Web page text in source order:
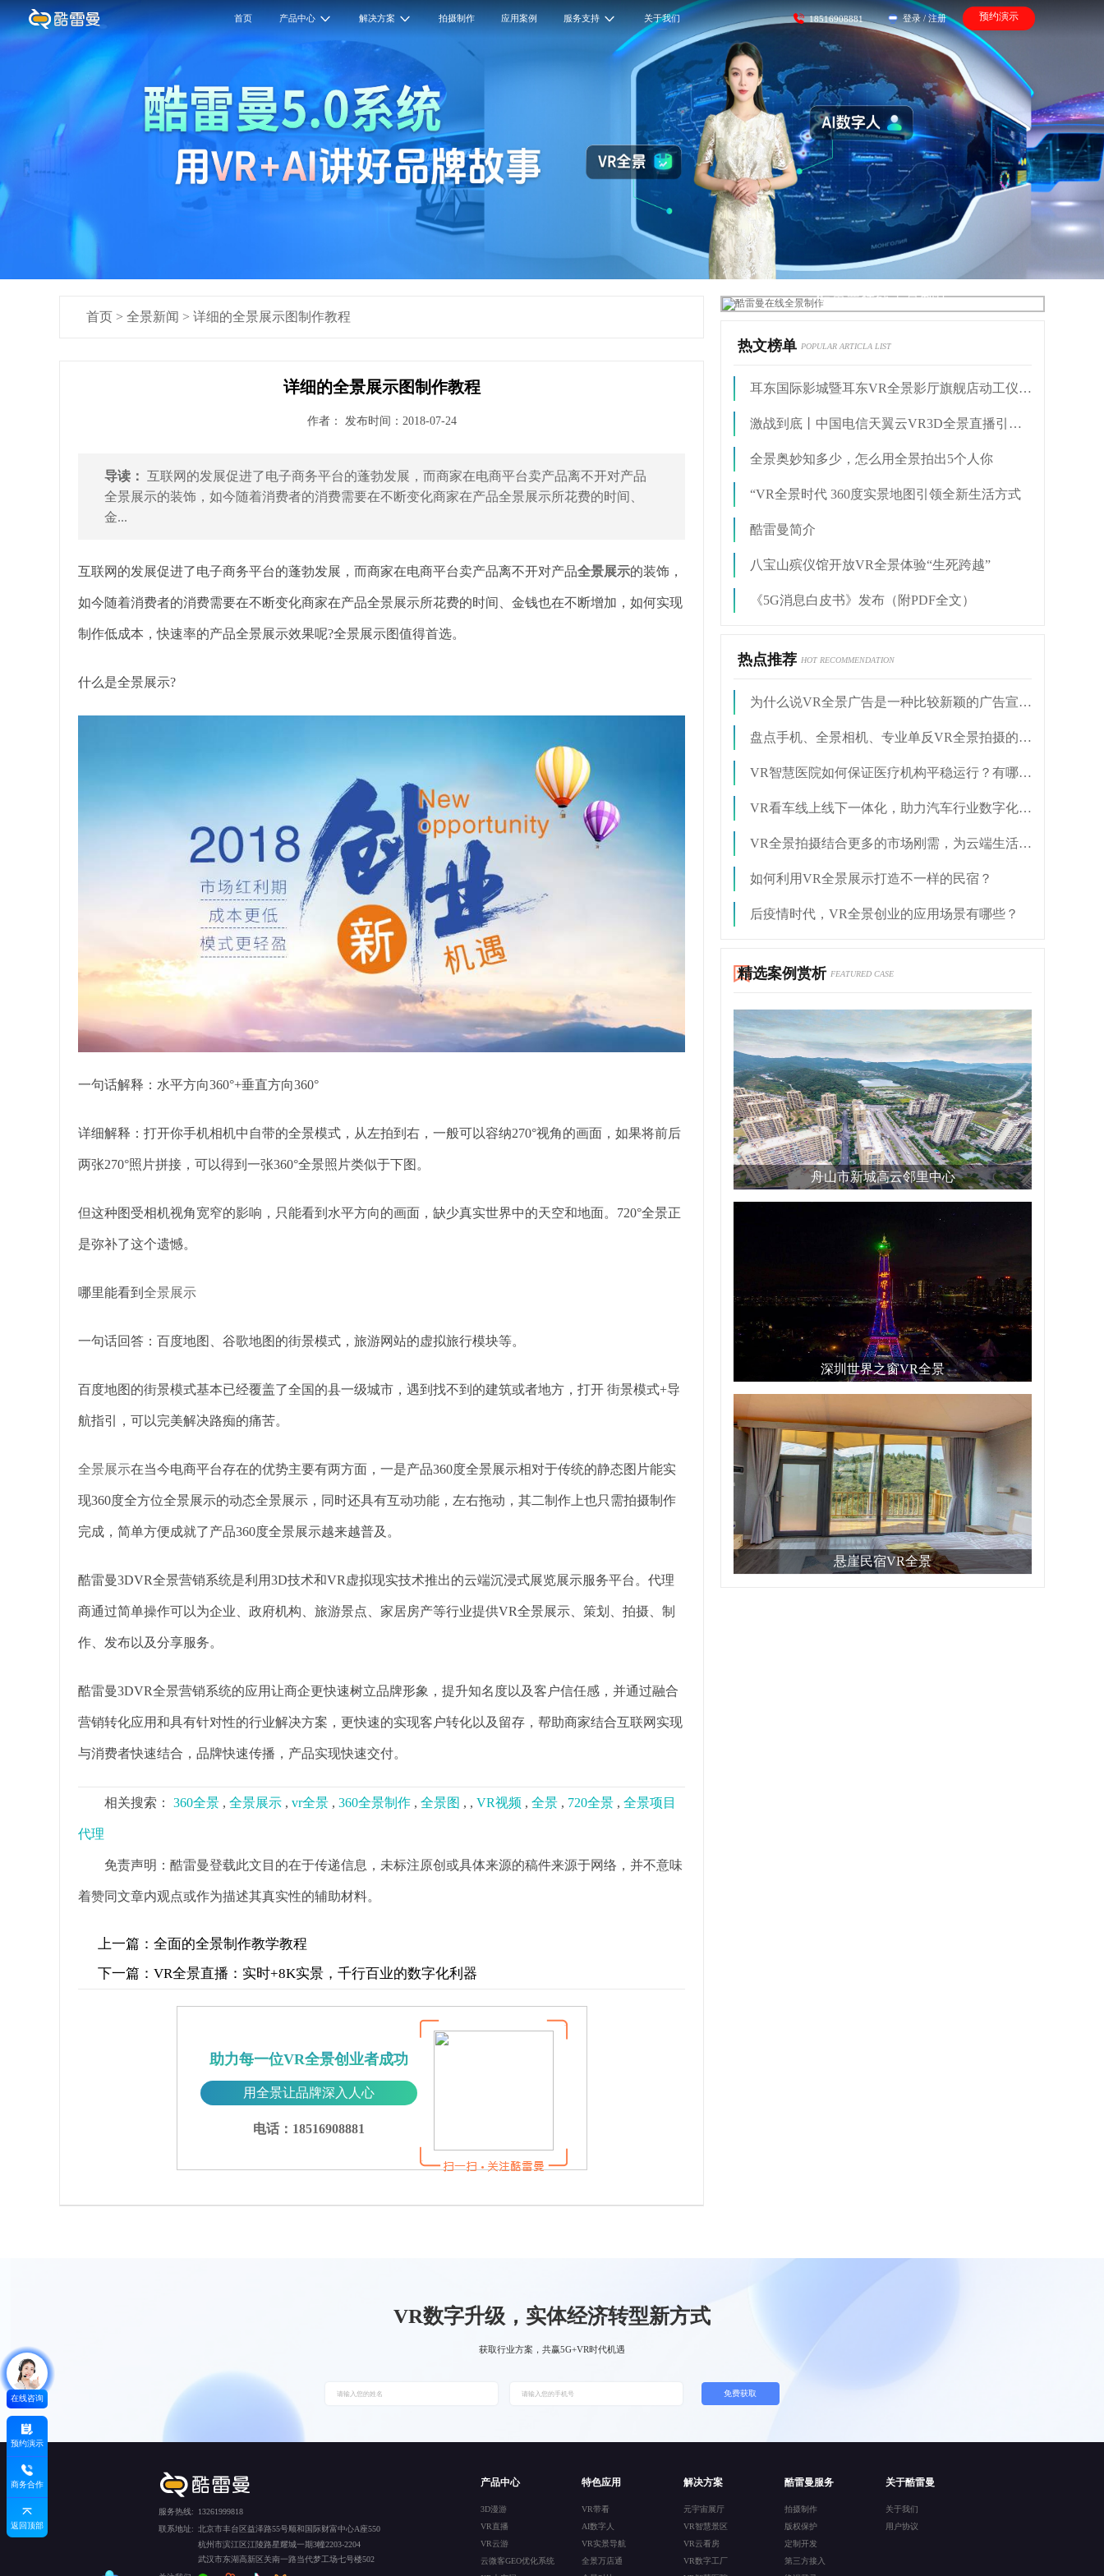
首页 产品中心 解决方案 拍摄制作 应用案例 服务支持 关于我们 18516908881 登录 / 注册 预约演示
首页 > 全景新闻 > 详细的全景展示图制作教程
详细的全景展示图制作教程
作者： 发布时间：2018-07-24
导读： 互联网的发展促进了电子商务平台的蓬勃发展，而商家在电商平台卖产品离不开对产品
全景展示的装饰，如今随着消费者的消费需要在不断变化商家在产品全景展示所花费的时间、
金...
互联网的发展促进了电子商务平台的蓬勃发展，而商家在电商平台卖产品离不开对产品全景展示的装饰，
如今随着消费者的消费需要在不断变化商家在产品全景展示所花费的时间、金钱也在不断增加，如何实现
制作低成本，快速率的产品全景展示效果呢?全景展示图值得首选。
什么是全景展示?
一句话解释：水平方向360°+垂直方向360°
详细解释：打开你手机相机中自带的全景模式，从左拍到右，一般可以容纳270°视角的画面，如果将前后
两张270°照片拼接，可以得到一张360°全景照片类似于下图。
但这种图受相机视角宽窄的影响，只能看到水平方向的画面，缺少真实世界中的天空和地面。720°全景正
是弥补了这个遗憾。
哪里能看到 全景展示
一句话回答：百度地图、谷歌地图的街景模式，旅游网站的虚拟旅行模块等。
百度地图的街景模式基本已经覆盖了全国的县一级城市，遇到找不到的建筑或者地方，打开 街景模式+导
航指引，可以完美解决路痴的痛苦。
全景展示在当今电商平台存在的优势主要有两方面，一是产品360度全景展示相对于传统的静态图片能实
现360度全方位全景展示的动态全景展示，同时还具有互动功能，左右拖动，其二制作上也只需拍摄制作
完成，简单方便成就了产品360度全景展示越来越普及。
酷雷曼3DVR全景营销系统是利用3D技术和VR虚拟现实技术推出的云端沉浸式展览展示服务平台。代理
商通过简单操作可以为企业、政府机构、旅游景点、家居房产等行业提供VR全景展示、策划、拍摄、制
作、发布以及分享服务。
酷雷曼3DVR全景营销系统的应用让商企更快速树立品牌形象，提升知名度以及客户信任感，并通过融合
营销转化应用和具有针对性的行业解决方案，更快速的实现客户转化以及留存，帮助商家结合互联网实现
与消费者快速结合，品牌快速传播，产品实现快速交付。
相关搜索： 360全景 , 全景展示 , vr全景 , 360全景制作 , 全景图 , , VR视频 , 全景 , 720全景 , 全景项目
代理
免责声明：酷雷曼登载此文目的在于传递信息，未标注原创或具体来源的稿件来源于网络，并不意味
着赞同文章内观点或作为描述其真实性的辅助材料。
上一篇： 全面的全景制作教学教程
下一篇： VR全景直播：实时+8K实景，千行百业的数字化利器
助力每一位VR全景创业者成功
用全景让品牌深入人心
电话：18516908881
酷雷曼在线全景制作
热文榜单 POPULAR ARTICLA LIST
耳东国际影城暨耳东VR全景影厅旗舰店动工仪式盛大举行
激战到底丨中国电信天翼云VR3D全景直播引燃拳击热火
全景奥妙知多少，怎么用全景拍出5个人你
“VR全景时代 360度实景地图引领全新生活方式
酷雷曼简介
八宝山殡仪馆开放VR全景体验“生死跨越”
《5G消息白皮书》发布（附PDF全文）
热点推荐 HOT RECOMMENDATION
为什么说VR全景广告是一种比较新颖的广告宣传方式
盘点手机、全景相机、专业单反VR全景拍摄的优缺点
VR智慧医院如何保证医疗机构平稳运行？有哪些优势？
VR看车线上线下一体化，助力汽车行业数字化转型
VR全景拍摄结合更多的市场刚需，为云端生活赋能
如何利用VR全景展示打造不一样的民宿？
后疫情时代，VR全景创业的应用场景有哪些？
精选案例赏析 FEATURED CASE
舟山市新城高云邻里中心
深圳世界之窗VR全景
悬崖民宿VR全景
在线咨询
预约演示
商务合作
返回顶部
VR数字升级，实体经济转型新方式
获取行业方案，共赢5G+VR时代机遇
免费获取
服务热线:
13261999818
联系地址: 北京市丰台区益泽路55号顺和国际财富中心A座550
杭州市滨江区江陵路星耀城一期3幢2203-2204
武汉市东湖高新区关南一路当代梦工场七号楼502
产品中心
3D漫游
VR直播
VR云游
云微客GEO优化系统
特色应用
VR带看
AI数字人
VR实景导航
全景万店通
解决方案
元宇宙展厅
VR智慧景区
VR云看房
VR数字工厂
酷雷曼服务
拍摄制作
版权保护
定制开发
第三方接入
关于酷雷曼
关于我们
用户协议